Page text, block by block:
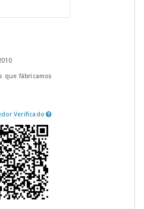
que fábricamos
Verificado